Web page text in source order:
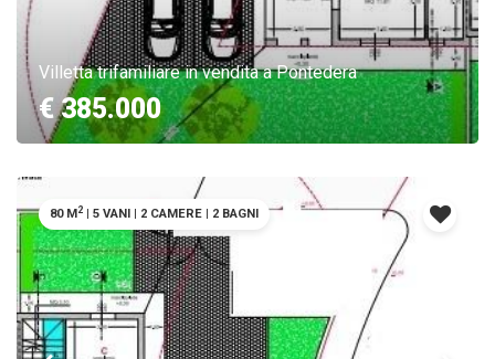
Villetta trifamiliare in vendita a Pontedera
€ 385.000
80 M2 | 5 VANI | 2 CAMERE | 2 BAGNI